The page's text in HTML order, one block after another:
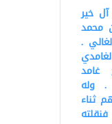
خير
محمد
.
غامد
. وله
ثناء